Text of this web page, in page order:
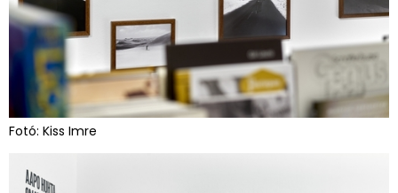
Fotó: Kiss Imre